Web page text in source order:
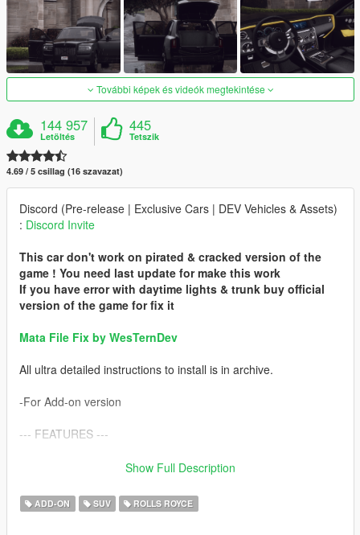
További képek és videók megtekintése
144 957
Letöltés
445
Tetszik
4.69 / 5 csillag (16 szavazat)
Discord (Pre-release | Exclusive Cars | DEV Vehicles & Assets)
: Discord Invite
This car don't work on pirated & cracked version of the
game ! You need last update for make this work
If you have error with daytime lights & trunk buy official
version of the game for fix it
Mata File Fix by WesTernDev
All ultra detailed instructions to install is in archive.
-For Add-on version
--- FEATURES ---
- HQ Textures
- HQ Mirrors
Show Full Description
ADD-ON SUV ROLLS ROYCE